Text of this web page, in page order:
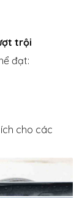
trội
đạt:
cho các